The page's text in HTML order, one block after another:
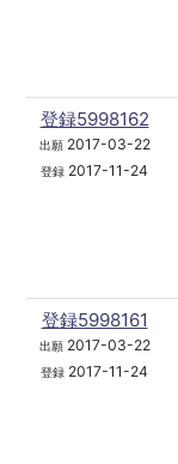
登録5998162
出願2017-03-22
登録 2017-11-24
登録5998161
出願2017-03-22
登録 2017-11-24